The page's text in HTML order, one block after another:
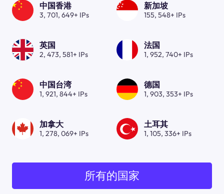
中国香港
3, 701, 649+ IPs
新加坡
155, 548+ IPs
英国
2, 473, 581+ IPs
法国
1, 952, 740+ IPs
中国台湾
1, 921, 844+ IPs
德国
1, 903, 353+ IPs
加拿大
1, 278, 069+ IPs
土耳其
1, 105, 336+ IPs
所有的国家